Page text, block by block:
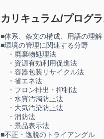
ISO14001の推進事務局の方にとっ
れる環境法令の知識と理解は不可欠
そこで、初めて環境法令に携わる
方、法律用語解説を行うと共に、
心に法的要求事項を解説いたします
■受講証明
動画視聴完了後、修了証発行が
カリキュラム/プログ
■体系、条文の構成、用語の理解
■環境の管理に関連する分野
・廃棄物処理法
・資源有効利用促進法
・容器包装リサイクル法
・省エネ法
・フロン排出・抑制法
・水質汚濁防止法
・大気汚染防止法
・消防法
・景品表示法
■不正・逸脱のトライアングル